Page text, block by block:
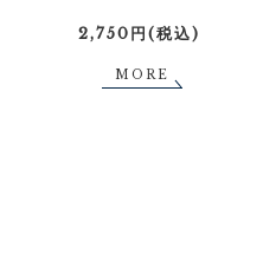
2,750円(税込)
MORE